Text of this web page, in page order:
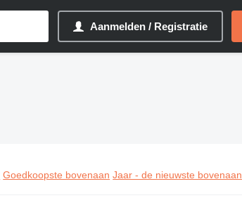
Aanmelden / Registratie
Goedkoopste bovenaan Jaar - de nieuwste bovenaan